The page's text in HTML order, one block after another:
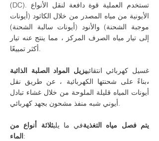
(DC). تستخدم العملية قوة دافعة لنقل الأنواع
الأيونية من مياه المصدر من خلال الكاثود (أيونات
موجبة الشحنة) والأنود (أيونات سالبة الشحنة)
إلى تيار مياه الصرف المركز ، مما ينتج عنه تيار
أكثر تمييعًا.
غسيل كهربائي انتقائييزيل المواد الصلبة الذائبة
،بناءً على شحنتها الكهربائية ، عن طريق نقل
أيونات المياه قليلة الملوحة من خلال غشاء تبادل
أيوني شبه منفذ مشحون بجهد كهربائي.
يتم فصل مياه التغذيةفي ما يليثلاثة أنواع من
الماء: